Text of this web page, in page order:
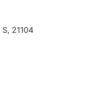
21104